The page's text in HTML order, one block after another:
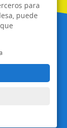
para
puede